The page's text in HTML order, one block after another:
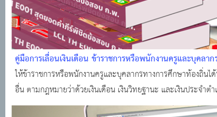
คู่มือการเลื่อนเงินเดือน ข้าราชการหรือพนักงานครูและบุคล
ให้ข้าราชการหรือพนักงานครูและบุคลากรทางการศึกษาท้องถิ่น
อื่น ตามกฎหมายว่าด้วยเงินเดือน เงินวิทยฐานะ และเงินประจำ
ทั่วไปเกี่ยวกับการเลื่อน